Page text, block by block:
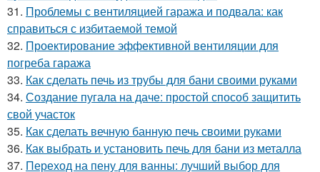
31. Проблемы с вентиляцией гаража и подвала: как
справиться с избитаемой темой
32. Проектирование эффективной вентиляции для
погреба гаража
33. Как сделать печь из трубы для бани своими руками
34. Создание пугала на даче: простой способ защитить
свой участок
35. Как сделать вечную банную печь своими руками
36. Как выбрать и установить печь для бани из металла
37. Переход на пену для ванны: лучший выбор для